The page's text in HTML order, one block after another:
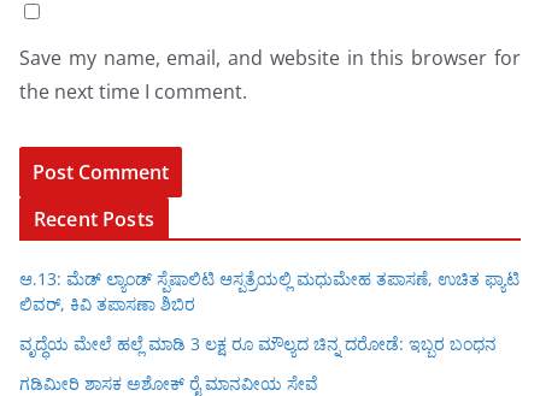
Save my name, email, and website in this browser for
the next time I comment.
Recent Posts
ಆ.13: ಮೆಡ್ ಲ್ಯಾಂಡ್ ಸ್ಪೆಷಾಲಿಟಿ ಆಸ್ಪತ್ರೆಯಲ್ಲಿ ಮಧುಮೇಹ ತಪಾಸಣೆ, ಉಚಿತ ಫ್ಯಾಟಿ
ಲಿವರ್, ಕಿವಿ ತಪಾಸಣಾ ಶಿಬಿರ
ವೃದ್ಧೆಯ ಮೇಲೆ ಹಲ್ಲೆ ಮಾಡಿ 3 ಲಕ್ಷ ರೂ ಮೌಲ್ಯದ ಚಿನ್ನ ದರೋಡೆ: ಇಬ್ಬರ ಬಂಧನ
ಗಡಿಮೀರಿ ಶಾಸಕ ಅಶೋಕ್ ರೈ ಮಾನವೀಯ ಸೇವೆ